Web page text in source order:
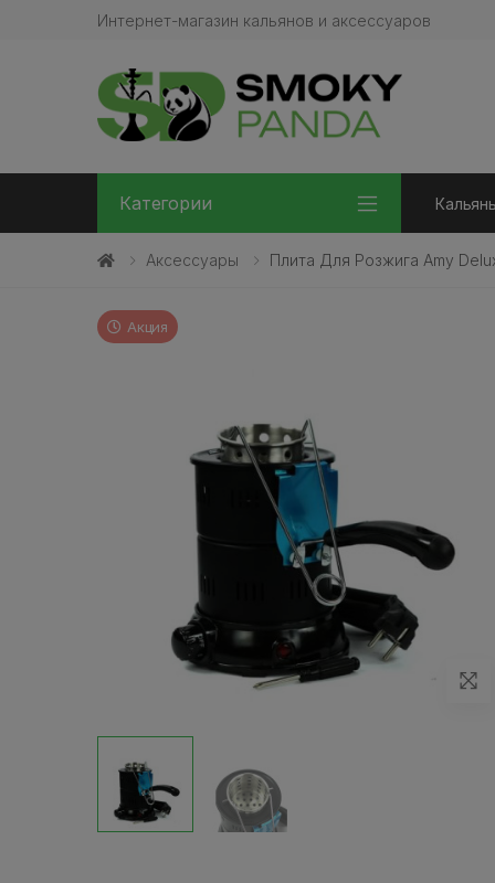
Интернет-магазин кальянов и аксессуаров
Категории
Аксессуары Плита Для Розжига Amy
Акция